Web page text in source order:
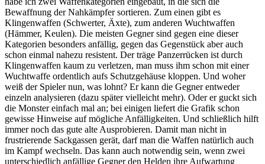
Bewaffnung der Nahkämpfer sortieren. Zum einen gibt es
Klingenwaffen (Schwerter, Äxte), zum anderen Wuchtwaffen
(Hämmer, Keulen). Die meisten Gegner sind gegen eine dieser
Kategorien besonders anfällig, gegen das Gegenstück aber auch
schon einmal nahezu resistent. Der träge Panzerrücken ist durch
Klingenwaffen kaum zu verletzen, man muss ihm schon mit einer
Wuchtwaffe ordentlich aufs Schutzgehäuse kloppen. Und woher
weiß der Spieler nun, was lohnt? Er kann die Gegner entweder
einzeln analysieren (dazu später vielleicht mehr). Oder er guckt sich
die Monster einfach mal an; bei einigen liefert die Grafik schon
gewisse Hinweise auf mögliche Anfälligkeiten. Und schließlich hilft
immer noch das gute alte Ausprobieren. Damit man nicht in
frustrierende Sackgassen gerät, darf man die Waffen natürlich auch
im Kampf wechseln. Das kann auch notwendig sein, wenn zwei
unterschiedlich anfällige Gegner den Helden ihre Aufwartung